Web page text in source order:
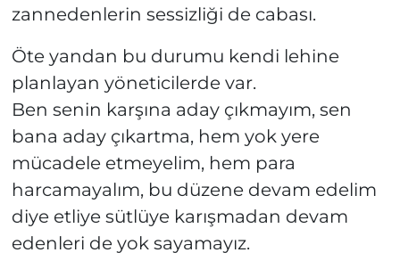
zannedenlerin sessizliği de cabası.
Öte yandan bu durumu kendi lehine
planlayan yöneticilerde var.
Ben senin karşına aday çıkmayım, sen
bana aday çıkartma, hem yok yere
mücadele etmeyelim, hem para
harcamayalım, bu düzene devam edelim
diye etliye sütlüye karışmadan devam
edenleri de yok sayamayız.